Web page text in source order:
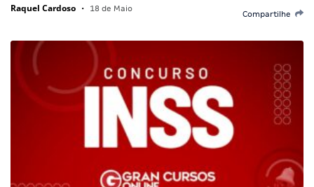
Raquel Cardoso • 18 de Maio
Compartilhe